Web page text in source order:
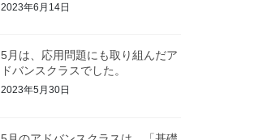
2023年6月14日
5月は、応用問題にも取り組んだア
ドバンスクラスでした。
2023年5月30日